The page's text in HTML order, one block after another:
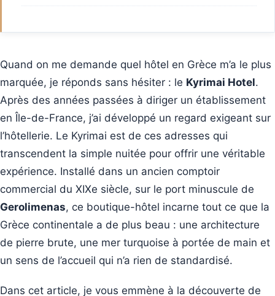
Quand on me demande quel hôtel en Grèce m’a le plus
marquée, je réponds sans hésiter : le Kyrimai Hotel.
Après des années passées à diriger un établissement
en Île-de-France, j’ai développé un regard exigeant sur
l’hôtellerie. Le Kyrimai est de ces adresses qui
transcendent la simple nuitée pour offrir une véritable
expérience. Installé dans un ancien comptoir
commercial du XIXe siècle, sur le port minuscule de
Gerolimenas, ce boutique-hôtel incarne tout ce que la
Grèce continentale a de plus beau : une architecture
de pierre brute, une mer turquoise à portée de main et
un sens de l’accueil qui n’a rien de standardisé.
Dans cet article, je vous emmène à la découverte de